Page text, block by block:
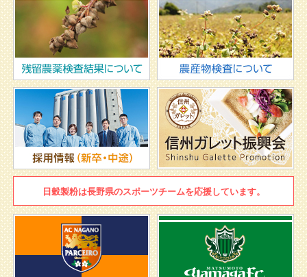
日穀製粉は長野県のスポーツチームを応援しています。